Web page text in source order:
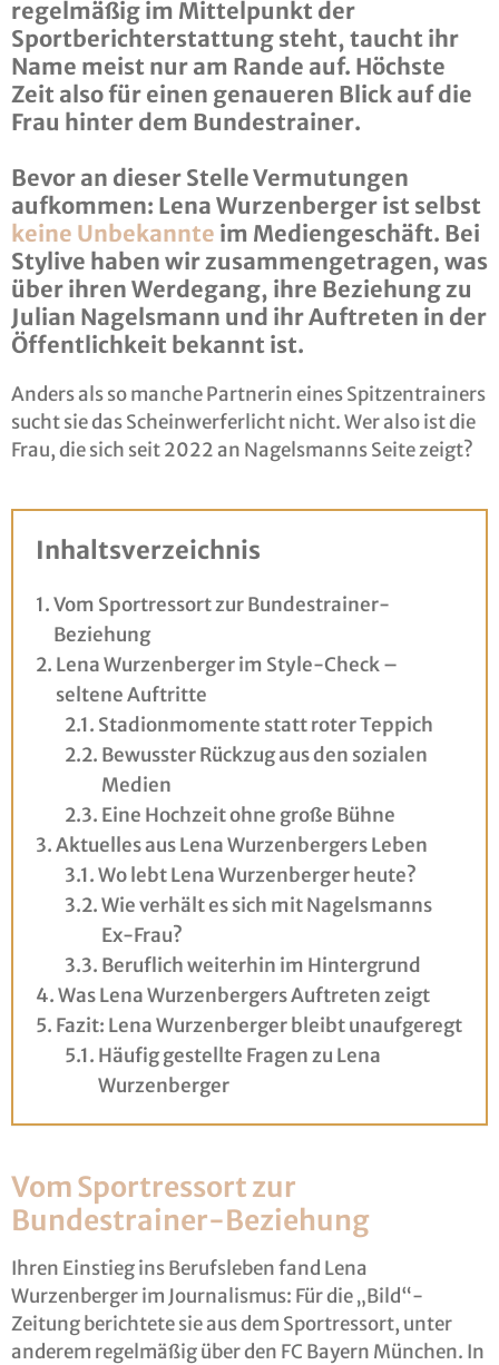
regelmäßig im Mittelpunkt der
Sportberichterstattung steht, taucht ihr
Name meist nur am Rande auf. Höchste
Zeit also für einen genaueren Blick auf die
Frau hinter dem Bundestrainer.
Bevor an dieser Stelle Vermutungen
aufkommen: Lena Wurzenberger ist selbst
keine Unbekannte im Mediengeschäft. Bei
Stylive haben wir zusammengetragen, was
über ihren Werdegang, ihre Beziehung zu
Julian Nagelsmann und ihr Auftreten in der
Öffentlichkeit bekannt ist.
Anders als so manche Partnerin eines Spitzentrainers
sucht sie das Scheinwerferlicht nicht. Wer also ist die
Frau, die sich seit 2022 an Nagelsmanns Seite zeigt?
Inhaltsverzeichnis
Vom Sportressort zur Bundestrainer-
Beziehung
Lena Wurzenberger im Style-Check –
seltene Auftritte
Stadionmomente statt roter Teppich
Bewusster Rückzug aus den sozialen
Medien
Eine Hochzeit ohne große Bühne
Aktuelles aus Lena Wurzenbergers Leben
Wo lebt Lena Wurzenberger heute?
Wie verhält es sich mit Nagelsmanns
Ex-Frau?
Beruflich weiterhin im Hintergrund
Was Lena Wurzenbergers Auftreten zeigt
Fazit: Lena Wurzenberger bleibt unaufgeregt
Häufig gestellte Fragen zu Lena
Wurzenberger
Vom Sportressort zur
Bundestrainer-Beziehung
Ihren Einstieg ins Berufsleben fand Lena
Wurzenberger im Journalismus: Für die „Bild“-
Zeitung berichtete sie aus dem Sportressort, unter
anderem regelmäßig über den FC Bayern München. In